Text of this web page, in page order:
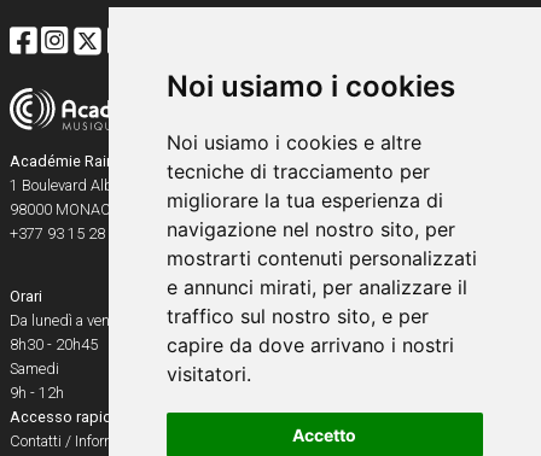
Noi usiamo i cookies
Noi usiamo i cookies e altre
tecniche di tracciamento per
migliorare la tua esperienza di
navigazione nel nostro sito, per
mostrarti contenuti personalizzati
e annunci mirati, per analizzare il
traffico sul nostro sito, e per
capire da dove arrivano i nostri
visitatori.
Accetto
Académie Rainier III
1 Boulevard Albert Ier
98000 MONACO
+377 93 15 28 91
Orari
Da lunedì a venerdì
8h30 - 20h45
Samedi
9h - 12h
Accesso rapido
Contatti / Informazioni pratiche